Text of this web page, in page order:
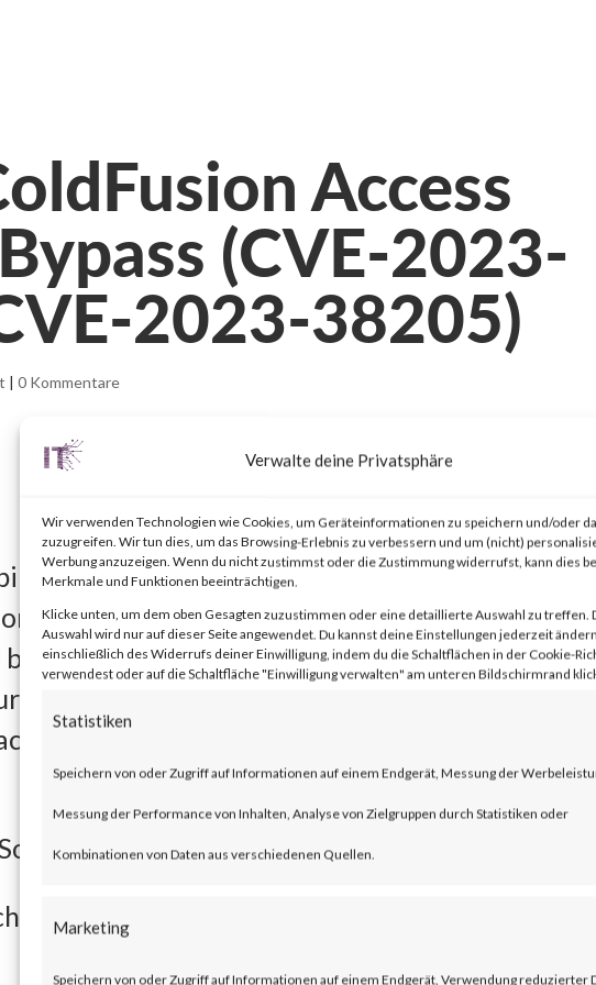
Verwalte deine Privatsphäre
Wir verwenden Technologien wie Cookies, um Geräteinformationen zu speichern und/oder
zuzugreifen. Wir tun dies, um das Browsing-Erlebnis zu verbessern und um (nicht)
Werbung anzuzeigen. Wenn du nicht zustimmst oder die Zustimmung widerrufst, kann dies
Merkmale und Funktionen beeinträchtigen.
Klicke unten, um dem oben Gesagten zuzustimmen oder eine detaillierte Auswahl zu treffen.
Auswahl wird nur auf dieser Seite angewendet. Du kannst deine Einstellungen jederzeit
einschließlich des Widerrufs deiner Einwilligung, indem du die Schaltflächen in der Cookie-
verwendest oder auf die Schaltfläche "Einwilligung verwalten" am unteren Bildschirmrand
Statistiken
Speichern von oder Zugriff auf Informationen auf einem Endgerät, Messung der
Messung der Performance von Inhalten, Analyse von Zielgruppen durch Statistiken oder
Kombinationen von Daten aus verschiedenen Quellen.
Marketing
Speichern von oder Zugriff auf Informationen auf einem Endgerät, Verwendung reduzierter
Access
(CVE-2023-
2023-38205)
|0 Kommentare
versions 2023.5 (and earlier) and 2021.11
Improper Access Control vulnerabilities that
bypass. Exploitation of these vulnerabilities
to the ColdFusion Administrator endpoints
for the security bypass flaws in June 2023. [